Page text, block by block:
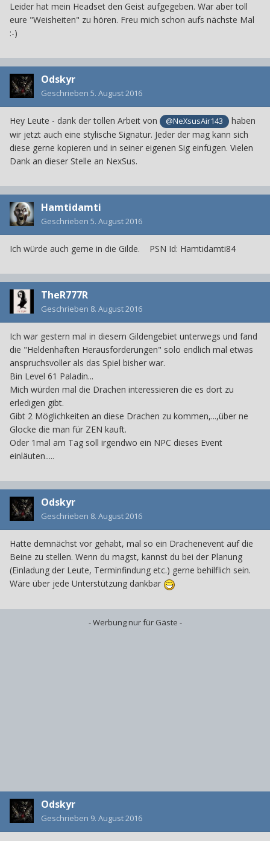
Leider hat mein Headset den Geist aufgegeben. War aber toll
eure "Weisheiten" zu hören. Freu mich schon aufs nächste Mal
:-)
Odskyr
Geschrieben 5. August 2016
Hey Leute - dank der tollen Arbeit von @NeXsusAir143
haben
wir jetzt auch eine stylische Signatur. Jeder der mag kann sich
diese gerne kopieren und in seiner eigenen Sig einfügen. Vielen
Dank an dieser Stelle an NexSus.
Hamtidamti
Geschrieben 5. August 2016
Ich würde auch gerne in die Gilde. PSN Id: Hamtidamti84
TheR777R
Geschrieben 8. August 2016
Ich war gestern mal in diesem Gildengebiet unterwegs und fand
die "Heldenhaften Herausforderungen" solo endlich mal etwas
anspruchsvoller als das Spiel bisher war.
Bin Level 61 Paladin...
Mich würden mal die Drachen interessieren die es dort zu
erledigen gibt.
Gibt 2 Möglichkeiten an diese Drachen zu kommen,...,über ne
Glocke die man für ZEN kauft.
Oder 1mal am Tag soll irgendwo ein NPC dieses Event
einläuten.....
Odskyr
Geschrieben 8. August 2016
Hatte demnächst vor gehabt, mal so ein Drachenevent auf die
Beine zu stellen. Wenn du magst, kannst du bei der Planung
(Einladung der Leute, Terminfindung etc.) gerne behilflich sein.
Wäre über jede Unterstützung dankbar
- Werbung nur für Gäste -
Odskyr
Geschrieben 9. August 2016